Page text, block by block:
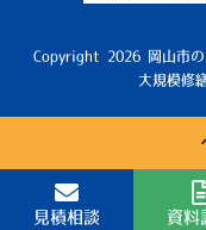
Copyright 2026 岡山市の
大規模修
見積相談 資料